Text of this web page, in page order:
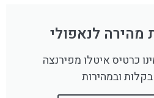
מהירה לנאפולי
כרטיס איטלו מפירנצה
ובמהירות